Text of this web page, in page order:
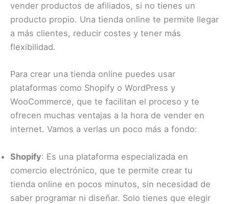
vender productos de afiliados, si no tienes un
producto propio. Una tienda online te permite llegar
a más clientes, reducir costes y tener más
flexibilidad.
Para crear una tienda online puedes usar
plataformas como Shopify o WordPress y
WooCommerce, que te facilitan el proceso y te
ofrecen muchas ventajas a la hora de vender en
internet. Vamos a verlas un poco más a fondo:
Shopify: Es una plataforma especializada en
comercio electrónico, que te permite crear tu
tienda online en pocos minutos, sin necesidad de
saber programar ni diseñar. Solo tienes que elegir